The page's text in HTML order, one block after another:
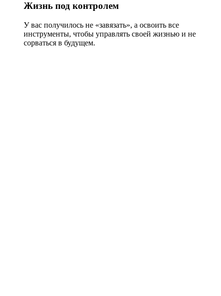
Жизнь под контролем
У вас получилось не «завязать», а освоить все
инструменты, чтобы управлять своей жизнью и не
сорваться в будущем.